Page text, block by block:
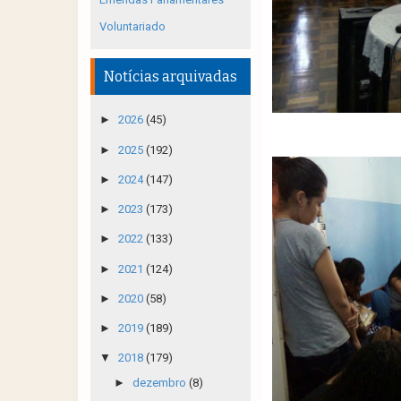
Voluntariado
Notícias arquivadas
► 2026 (45)
► 2025 (192)
► 2024(147)
► 2023 (173)
► 2022 (133)
► 2021 (124)
► 2020 (58)
► 2019 (189)
▼ 2018 (179)
► dezembro (8)